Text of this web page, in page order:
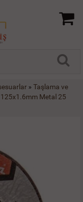
» Taşlama ve
Metal 25